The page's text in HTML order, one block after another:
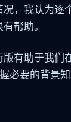
，我认为逐
帮助。
有助于我们
必要的背景